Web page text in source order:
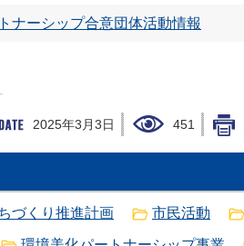
ナーシップ合意団体活動情報
2025年3月3日 451
づくり推進計画 市民活動